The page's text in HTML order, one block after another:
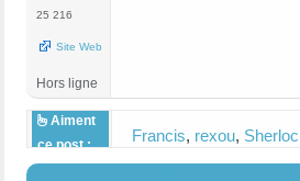
25 216
Site Web
Hors ligne
Aiment
ce post :
Francis, rexou,